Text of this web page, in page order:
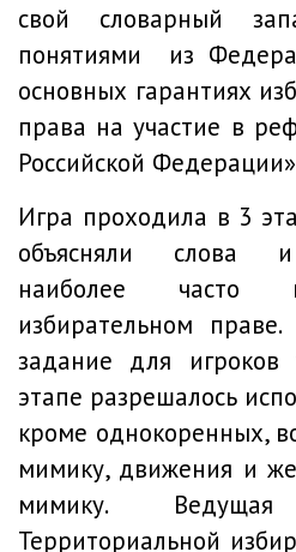
свой словарный
понятиями из
основных гарантиях
права на участие в
Российской
Игра проходила в 3
объясняли слова и
наиболее часто
избирательном
задание для игроков
этапе разрешалось
кроме однокоренных,
мимику, движения и
мимику.
Территориальной